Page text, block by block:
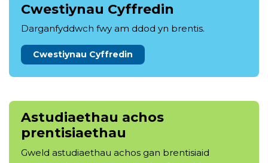
Cwestiynau Cyffredin
Darganfyddwch fwy am ddod yn brentis.
Cwestiynau Cyffredin
Astudiaethau achos
prentisiaethau
Gweld astudiaethau achos gan brentisiaid